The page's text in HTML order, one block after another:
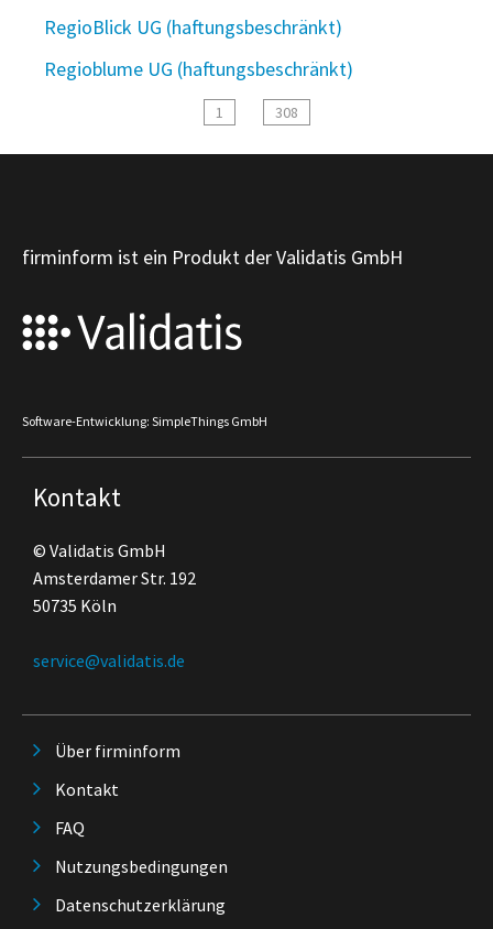
RegioBlick UG (haftungsbeschränkt)
Regioblume UG (haftungsbeschränkt)
1 308
firminform ist ein Produkt der Validatis GmbH
Software-Entwicklung: SimpleThings GmbH
Kontakt
© Validatis GmbH
Amsterdamer Str. 192
50735 Köln
service@validatis.de
Über firminform
Kontakt
FAQ
Nutzungsbedingungen
Datenschutzerklärung